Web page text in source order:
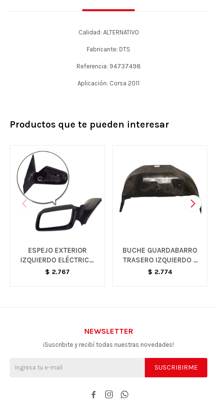
Calidad: ALTERNATIVO
Fabricante: DTS
Referencia: 94737498
Aplicación: Corsa 2011
Productos que te pueden interesar
ESPEJO EXTERIOR
IZQUIERDO ELÉCTRICO
BLANCO - ASTRA
$ 2.767
BUCHE GUARDABARRO
TRASERO IZQUIERDO -
S10
$ 2.774
NEWSLETTER
¡Suscribite y recibí todas nuestras novedades!
SUSCRIBIRME
  